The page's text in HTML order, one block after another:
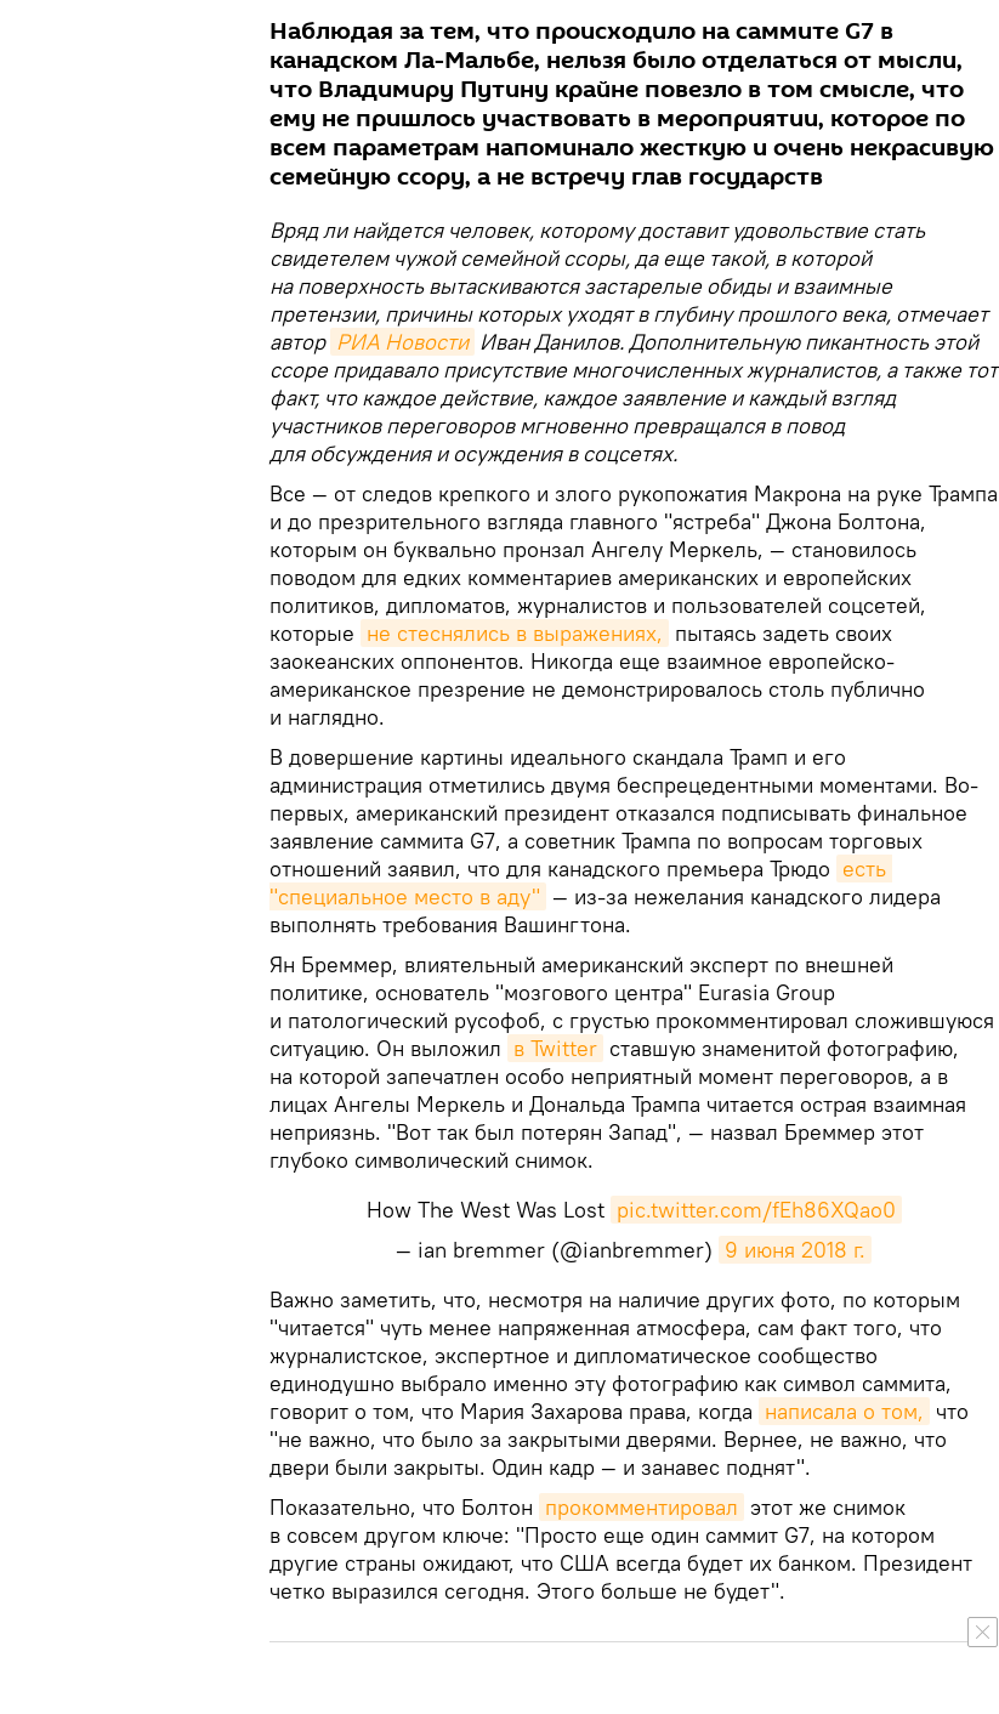
Наблюдая за тем, что происходило на саммите G7 в
канадском Ла-Мальбе, нельзя было отделаться от мысли,
что Владимиру Путину крайне повезло в том смысле, что
ему не пришлось участвовать в мероприятии, которое по
всем параметрам напоминало жесткую и очень некрасивую
семейную ссору, а не встречу глав государств
Вряд ли найдется человек, которому доставит удовольствие стать
свидетелем чужой семейной ссоры, да еще такой, в которой
на поверхность вытаскиваются застарелые обиды и взаимные
претензии, причины которых уходят в глубину прошлого века, отмечает
автор РИА Новости Иван Данилов. Дополнительную пикантность этой
ссоре придавало присутствие многочисленных журналистов, а также тот
факт, что каждое действие, каждое заявление и каждый взгляд
участников переговоров мгновенно превращался в повод
для обсуждения и осуждения в соцсетях.
Все — от следов крепкого и злого рукопожатия Макрона на руке Трампа
и до презрительного взгляда главного "ястреба" Джона Болтона,
которым он буквально пронзал Ангелу Меркель, — становилось
поводом для едких комментариев американских и европейских
политиков, дипломатов, журналистов и пользователей соцсетей,
которые не стеснялись в выражениях, пытаясь задеть своих
заокеанских оппонентов. Никогда еще взаимное европейско-
американское презрение не демонстрировалось столь публично
и наглядно.
В довершение картины идеального скандала Трамп и его
администрация отметились двумя беспрецедентными моментами. Во-
первых, американский президент отказался подписывать финальное
заявление саммита G7, а советник Трампа по вопросам торговых
отношений заявил, что для канадского премьера Трюдо есть
"специальное место в аду" — из-за нежелания канадского лидера
выполнять требования Вашингтона.
Ян Бреммер, влиятельный американский эксперт по внешней
политике, основатель "мозгового центра" Eurasia Group
и патологический русофоб, с грустью прокомментировал сложившуюся
ситуацию. Он выложил в Twitter ставшую знаменитой фотографию,
на которой запечатлен особо неприятный момент переговоров, а в
лицах Ангелы Меркель и Дональда Трампа читается острая взаимная
неприязнь. "Вот так был потерян Запад", — назвал Бреммер этот
глубоко символический снимок.
How The West Was Lost pic.twitter.com/fEh86XQao0
— ian bremmer (@ianbremmer) 9 июня 2018 г.
​Важно заметить, что, несмотря на наличие других фото, по которым
"читается" чуть менее напряженная атмосфера, сам факт того, что
журналистское, экспертное и дипломатическое сообщество
единодушно выбрало именно эту фотографию как символ саммита,
говорит о том, что Мария Захарова права, когда написала о том, что
"не важно, что было за закрытыми дверями. Вернее, не важно, что
двери были закрыты. Один кадр — и занавес поднят".
Показательно, что Болтон прокомментировал этот же снимок
в совсем другом ключе: "Просто еще один саммит G7, на котором
другие страны ожидают, что США всегда будет их банком. Президент
четко выразился сегодня. Этого больше не будет".